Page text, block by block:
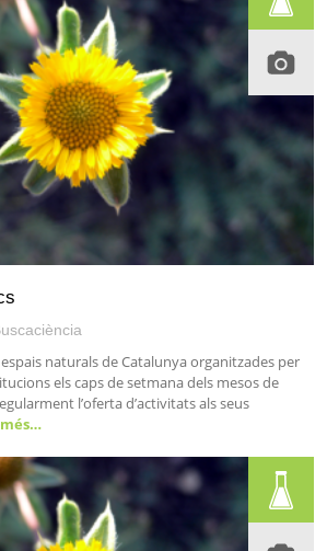
naturals de Catalunya organitzades per
els caps de setmana dels mesos de
l’oferta d’activitats als seus